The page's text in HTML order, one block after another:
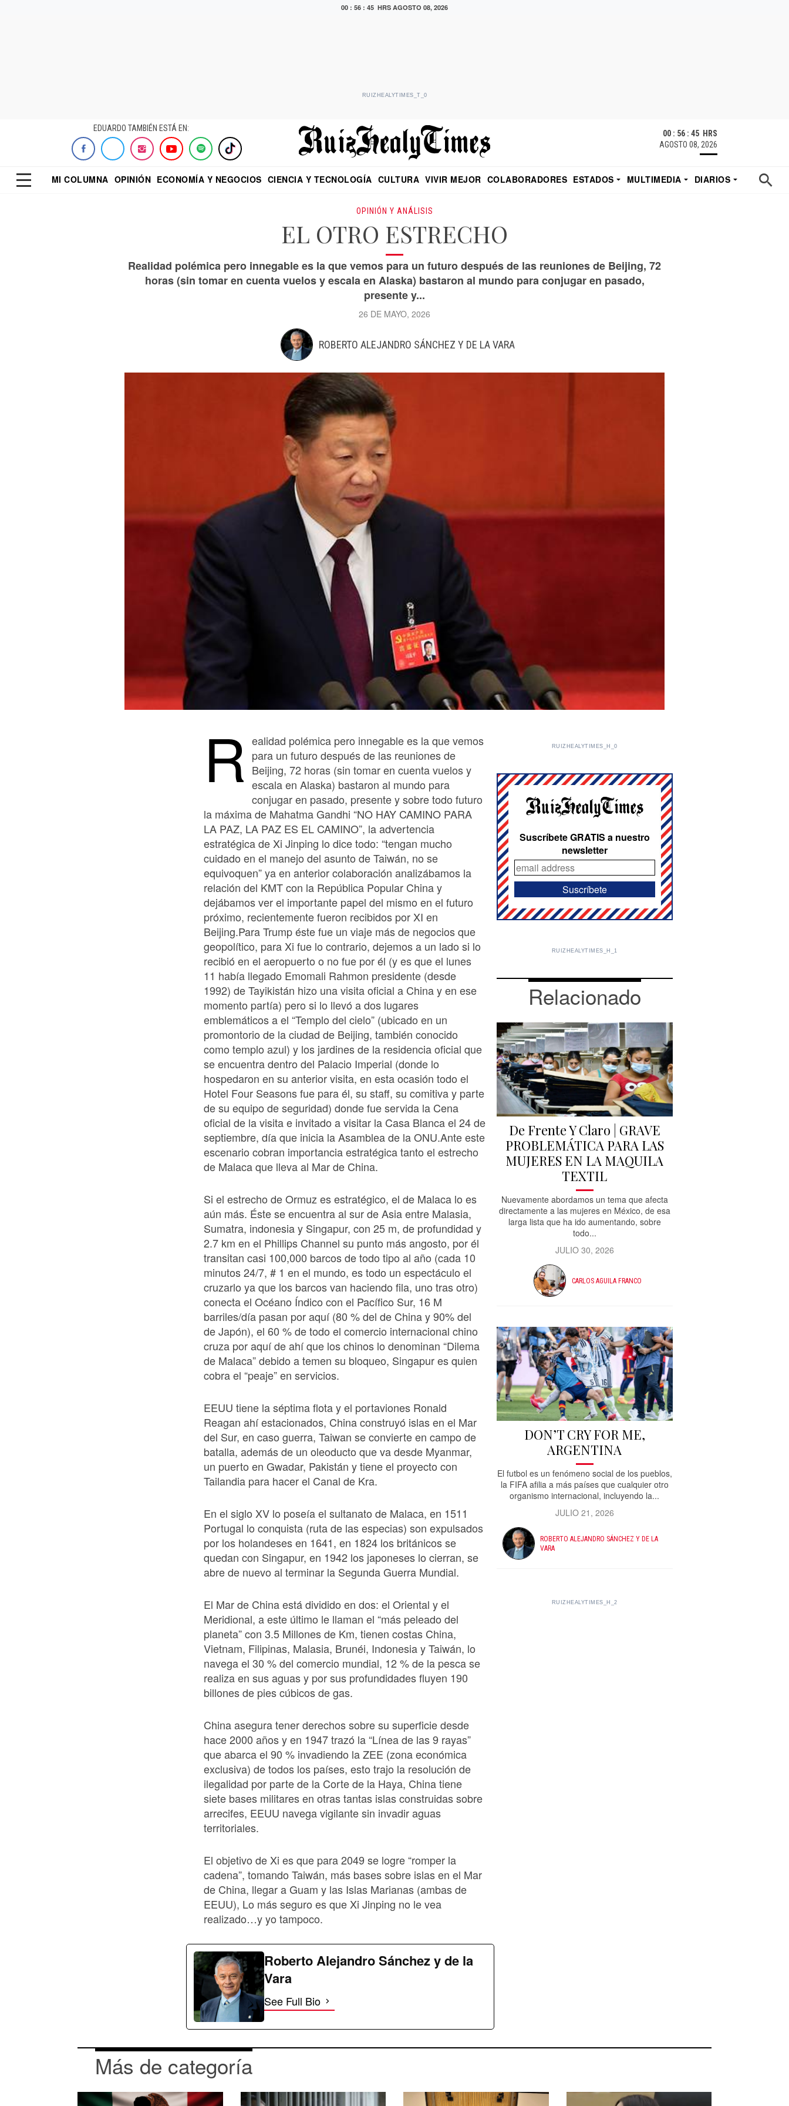
00 : 56 : 46 HRS AGOSTO 08, 2026
RUIZHEALYTIMES_T_0
EDUARDO TAMBIÉN ESTÁ EN:
00 : 56 : 46 HRS
AGOSTO 08, 2026
MI COLUMNA OPINIÓN ECONOMÍA Y NEGOCIOS CIENCIA Y TECNOLOGÍA CULTURA VIVIR MEJOR COLABORADORES ESTADOS MULTIMEDIA
DIARIOS
OPINIÓN Y ANÁLISIS
EL OTRO ESTRECHO
Realidad polémica pero innegable es la que vemos para un futuro después de las reuniones de Beijing, 72
horas (sin tomar en cuenta vuelos y escala en Alaska) bastaron al mundo para conjugar en pasado,
presente y...
26 DE MAYO, 2026
ROBERTO ALEJANDRO SÁNCHEZ Y DE LA VARA
R ealidad polémica pero innegable es la que vemos
para un futuro después de las reuniones de
Beijing, 72 horas (sin tomar en cuenta vuelos y
escala en Alaska) bastaron al mundo para
conjugar en pasado, presente y sobre todo futuro
la máxima de Mahatma Gandhi “NO HAY CAMINO PARA
LA PAZ, LA PAZ ES EL CAMINO”, la advertencia
estratégica de Xi Jinping lo dice todo: “tengan mucho
cuidado en el manejo del asunto de Taiwán, no se
equivoquen” ya en anterior colaboración analizábamos la
relación del KMT con la República Popular China y
dejábamos ver el importante papel del mismo en el futuro
próximo, recientemente fueron recibidos por XI en
Beijing.Para Trump éste fue un viaje más de negocios que
geopolítico, para Xi fue lo contrario, dejemos a un lado si lo
recibió en el aeropuerto o no fue por él (y es que el lunes
11 había llegado Emomali Rahmon presidente (desde
1992) de Tayikistán hizo una visita oficial a China y en ese
momento partía) pero si lo llevó a dos lugares
emblemáticos a el “Templo del cielo” (ubicado en un
promontorio de la ciudad de Beijing, también conocido
como templo azul) y los jardines de la residencia oficial que
se encuentra dentro del Palacio Imperial (donde lo
hospedaron en su anterior visita, en esta ocasión todo el
Hotel Four Seasons fue para él, su staff, su comitiva y parte
de su equipo de seguridad) donde fue servida la Cena
oficial de la visita e invitado a visitar la Casa Blanca el 24 de
septiembre, día que inicia la Asamblea de la ONU.Ante este
escenario cobran importancia estratégica tanto el estrecho
de Malaca que lleva al Mar de China.
Si el estrecho de Ormuz es estratégico, el de Malaca lo es
aún más. Éste se encuentra al sur de Asia entre Malasia,
Sumatra, indonesia y Singapur, con 25 m, de profundidad y
2.7 km en el Phillips Channel su punto más angosto, por él
transitan casi 100,000 barcos de todo tipo al año (cada 10
minutos 24/7, # 1 en el mundo, es todo un espectáculo el
cruzarlo ya que los barcos van haciendo fila, uno tras otro)
conecta el Océano Índico con el Pacífico Sur, 16 M
barriles/día pasan por aquí (80 % del de China y 90% del
de Japón), el 60 % de todo el comercio internacional chino
cruza por aquí de ahí que los chinos lo denominan “Dilema
de Malaca” debido a temen su bloqueo, Singapur es quien
cobra el “peaje” en servicios.
EEUU tiene la séptima flota y el portaviones Ronald
Reagan ahí estacionados, China construyó islas en el Mar
del Sur, en caso guerra, Taiwan se convierte en campo de
batalla, además de un oleoducto que va desde Myanmar,
un puerto en Gwadar, Pakistán y tiene el proyecto con
Tailandia para hacer el Canal de Kra.
En el siglo XV lo poseía el sultanato de Malaca, en 1511
Portugal lo conquista (ruta de las especias) son expulsados
por los holandeses en 1641, en 1824 los británicos se
quedan con Singapur, en 1942 los japoneses lo cierran, se
abre de nuevo al terminar la Segunda Guerra Mundial.
El Mar de China está dividido en dos: el Oriental y el
Meridional, a este último le llaman el “más peleado del
planeta” con 3.5 Millones de Km, tienen costas China,
Vietnam, Filipinas, Malasia, Brunéi, Indonesia y Taiwán, lo
navega el 30 % del comercio mundial, 12 % de la pesca se
realiza en sus aguas y por sus profundidades fluyen 190
billones de pies cúbicos de gas.
China asegura tener derechos sobre su superficie desde
hace 2000 años y en 1947 trazó la “Línea de las 9 rayas”
que abarca el 90 % invadiendo la ZEE (zona económica
exclusiva) de todos los países, esto trajo la resolución de
ilegalidad por parte de la Corte de la Haya, China tiene
siete bases militares en otras tantas islas construidas sobre
arrecifes, EEUU navega vigilante sin invadir aguas
territoriales.
El objetivo de Xi es que para 2049 se logre “romper la
cadena”, tomando Taiwán, más bases sobre islas en el Mar
de China, llegar a Guam y las Islas Marianas (ambas de
EEUU), Lo más seguro es que Xi Jinping no le vea
realizado…y yo tampoco.
Roberto Alejandro Sánchez y de la
Vara
See Full Bio
RUIZHEALYTIMES_H_0
Suscríbete GRATIS a nuestro
newsletter
RUIZHEALYTIMES_H_1
Relacionado
De Frente Y Claro | GRAVE
PROBLEMÁTICA PARA LAS
MUJERES EN LA MAQUILA
TEXTIL
Nuevamente abordamos un tema que afecta
directamente a las mujeres en México, de esa
larga lista que ha ido aumentando, sobre
todo...
JULIO 30, 2026
CARLOS AGUILA FRANCO
DON’T CRY FOR ME,
ARGENTINA
El futbol es un fenómeno social de los pueblos,
la FIFA afilia a más países que cualquier otro
organismo internacional, incluyendo la...
JULIO 21, 2026
ROBERTO ALEJANDRO SÁNCHEZ Y DE LA
VARA
RUIZHEALYTIMES_H_2
Más de categoría